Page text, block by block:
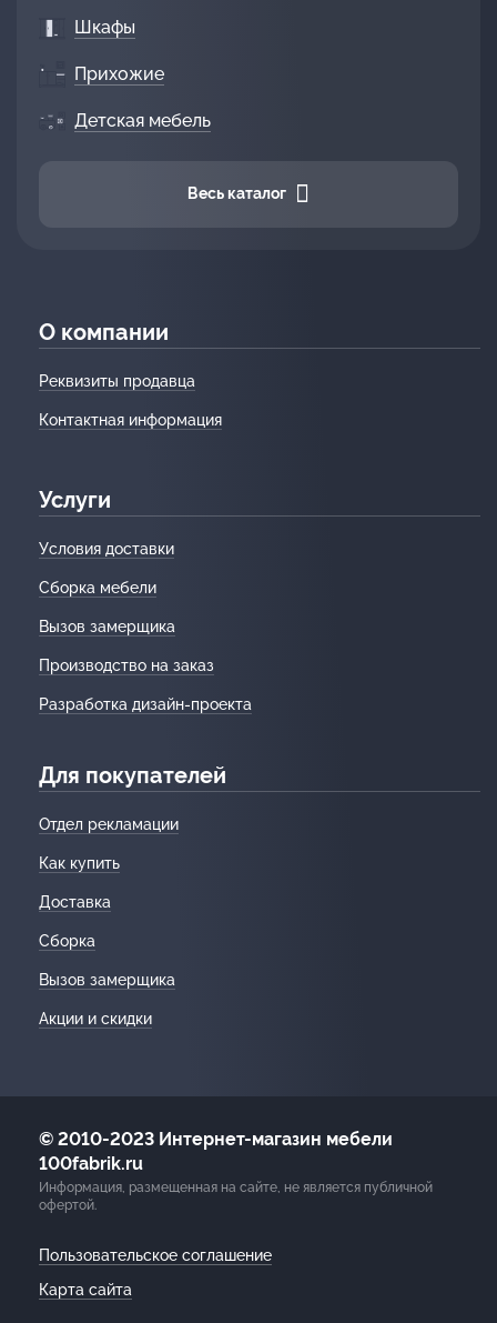
Шкафы
Прихожие
Детская мебель
Весь каталог
О компании
Реквизиты продавца
Контактная информация
Услуги
Условия доставки
Сборка мебели
Вызов замерщика
Производство на заказ
Разработка дизайн-проекта
Для покупателей
Отдел рекламации
Как купить
Доставка
Сборка
Вызов замерщика
Акции и скидки
© 2010-2023 Интернет-магазин мебели
100fabrik.ru
Информация, размещенная на сайте, не является публичной
офертой.
Пользовательское соглашение
Карта сайта